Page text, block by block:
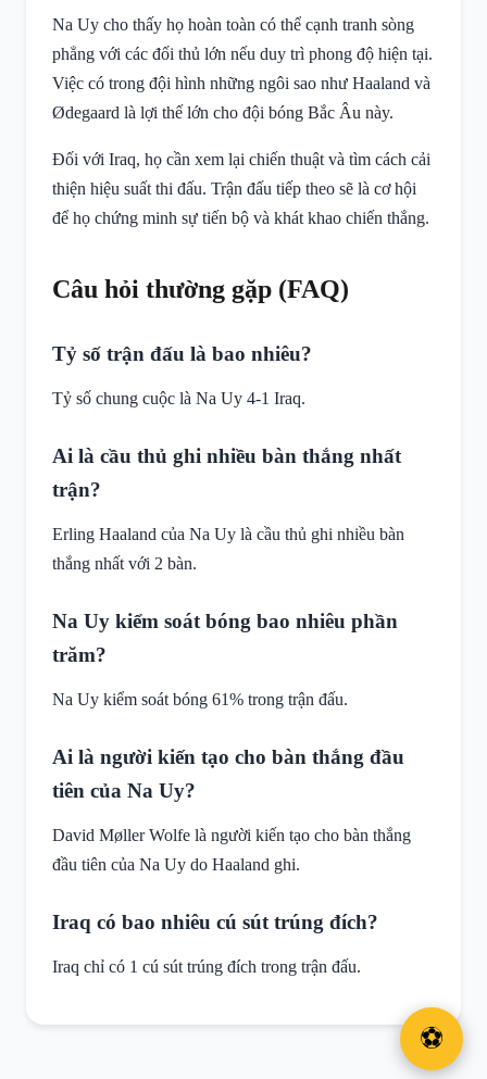
Na Uy cho thấy họ hoàn toàn có thể cạnh tranh sòng
phẳng với các đối thủ lớn nếu duy trì phong độ hiện tại.
Việc có trong đội hình những ngôi sao như Haaland và
Ødegaard là lợi thế lớn cho đội bóng Bắc Âu này.
Đối với Iraq, họ cần xem lại chiến thuật và tìm cách cải
thiện hiệu suất thi đấu. Trận đấu tiếp theo sẽ là cơ hội
để họ chứng minh sự tiến bộ và khát khao chiến thắng.
Câu hỏi thường gặp (FAQ)
Tỷ số trận đấu là bao nhiêu?
Tỷ số chung cuộc là Na Uy 4-1 Iraq.
Ai là cầu thủ ghi nhiều bàn thắng nhất
trận?
Erling Haaland của Na Uy là cầu thủ ghi nhiều bàn
thắng nhất với 2 bàn.
Na Uy kiểm soát bóng bao nhiêu phần
trăm?
Na Uy kiểm soát bóng 61% trong trận đấu.
Ai là người kiến tạo cho bàn thắng đầu
tiên của Na Uy?
David Møller Wolfe là người kiến tạo cho bàn thắng
đầu tiên của Na Uy do Haaland ghi.
Iraq có bao nhiêu cú sút trúng đích?
Iraq chỉ có 1 cú sút trúng đích trong trận đấu.
⚽